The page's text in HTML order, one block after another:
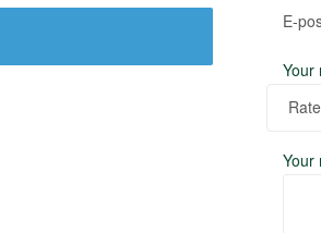
E-
Your
Your